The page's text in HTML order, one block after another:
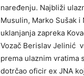
naređenju. Najbliži
Musulin, Marko Sušak
uklanjanja zapreka
Vozač Berislav Jelinić
prema ulaznim vratima
dotrčao oficir ex JNA